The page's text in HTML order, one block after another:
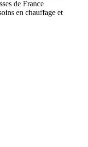
de France
en chauffage et